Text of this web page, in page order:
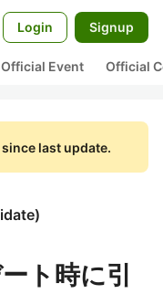
Login Signup
Official Event Official
last update.
)
ト時に引